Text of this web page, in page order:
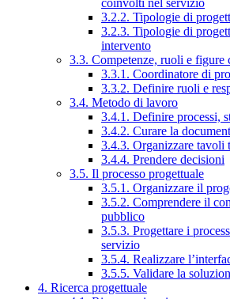
coinvolti nel servizio
3.2.2. Tipologie di
3.2.3. Tipologie di
intervento
3.3. Competenze, ruoli e figure
3.3.1. Coordinatore di
3.3.2. Definire ruoli e
3.4. Metodo di lavoro
3.4.1. Definire processi,
3.4.2. Curare la
3.4.3. Organizzare tavoli
3.4.4. Prendere decisioni
3.5. Il processo progettuale
3.5.1. Organizzare il
3.5.2. Comprendere il
pubblico
3.5.3. Progettare i
servizio
3.5.4. Realizzare
3.5.5. Validare la
4. Ricerca progettuale